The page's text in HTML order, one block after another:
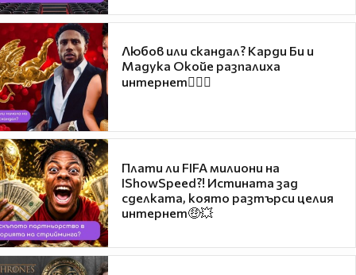
Любов или скандал? Карди Би и
Мадука Окойе разпалиха
интернет❤️‍🔥🔥
Плати ли FIFA милиони на
IShowSpeed?! Истината зад
сделката, която разтърси целия
интернет🤑💥